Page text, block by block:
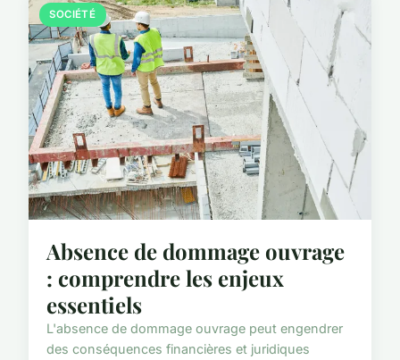
SOCIÉTÉ
Absence de dommage ouvrage
: comprendre les enjeux
essentiels
L'absence de dommage ouvrage peut engendrer
des conséquences financières et juridiques